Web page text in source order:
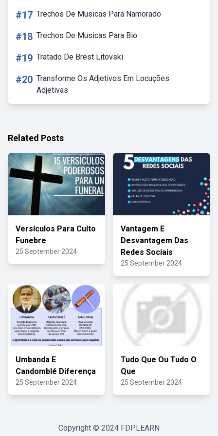
#17 Trechos De Musicas Para Namorado
#18 Trechos De Musicas Para Bio
#19 Tratado De Brest Litovski
#20 Transforme Os Adjetivos Em Locuções
Adjetivas
Related Posts
Versículos Para Culto
Funebre
25 September 2024
Vantagem E
Desvantagem Das
Redes Sociais
25 September 2024
Umbanda E
Candomblé Diferença
25 September 2024
Tudo Que Ou Tudo O
Que
25 September 2024
Copyright © 2024 FDPLEARN